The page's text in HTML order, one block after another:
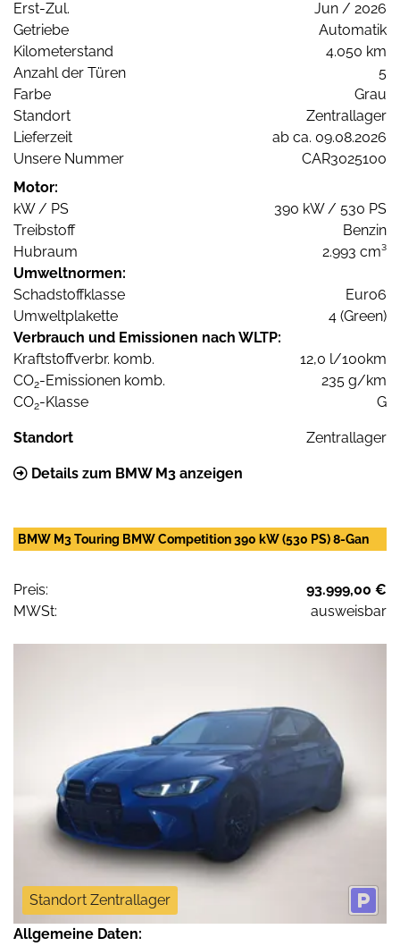
Erst-Zul.
Jun / 2026
Getriebe
Automatik
Kilometerstand
4.050 km
Anzahl der Türen
5
Farbe
Grau
Standort
Zentrallager
Lieferzeit
ab ca. 09.08.2026
Unsere Nummer
CAR3025100
Motor:
kW / PS
390 kW / 530 PS
Treibstoff
Benzin
Hubraum
2.993 cm³
Umweltnormen:
Schadstoffklasse
Euro6
Umweltplakette
4 (Green)
Verbrauch und Emissionen nach WLTP:
Kraftstoffverbr. komb.
12,0 l/100km
CO2-Emissionen komb.
235 g/km
CO2-Klasse G
Standort Zentrallager
Details zum BMW M3 anzeigen
BMW M3 Touring BMW Competition 390 kW (530 PS) 8-Gan
Preis:
93.999,00 €
MWSt:
ausweisbar
Standort Zentrallager
Allgemeine Daten: